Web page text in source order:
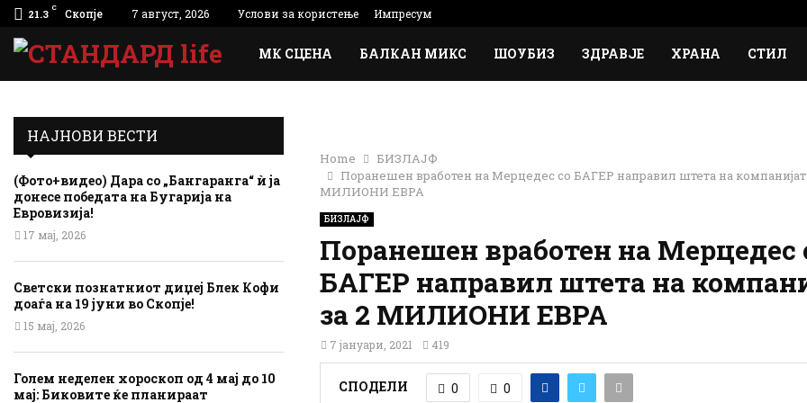
21.3 C Скопје 7 август, 2026 Услови за користење Импресум
МК СЦЕНА БАЛКАН МИКС ШОУБИЗ ЗДРАВЈЕ ХРАНА СТИЛ
Home
БИЗЛАЈФ
Поранешен вработен на Мерцедес со БАГЕР направил штета на
МИЛИОНИ ЕВРА
БИЗЛАЈФ
Поранешен вработен на Мерцедес
БАГЕР направил штета на
за 2 МИЛИОНИ ЕВРА
7 јануари, 2021 419
СПОДЕЛИ 0 0
НАЈНОВИ ВЕСТИ
(Фото+видео) Дара со „Бангаранга“ ѝ ја
донесе победата на Бугарија на
Евровизија!
17 мај, 2026
Светски познатниот диџеј Блек Кофи
доаѓа на 19 јуни во Скопје!
15 мај, 2026
Голем неделен хороскоп од 4 мај до 10
мај: Биковите ќе планираат